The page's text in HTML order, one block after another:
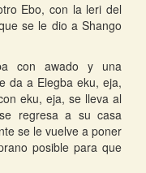
Ebo, con la leri del
se le dio a Shango
con awado y una
da a Elegba eku, eja,
eku, eja, se lleva al
regresa a su casa
se le vuelve a poner
posible para que